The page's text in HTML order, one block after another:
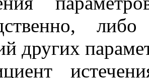
других